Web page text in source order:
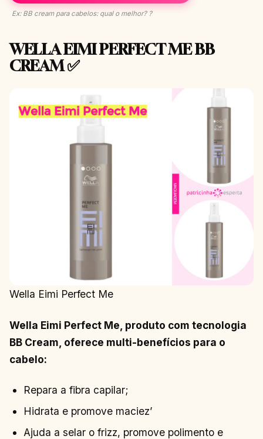
Ex: BB cream para cabelos: qual o melhor? ?
WELLA EIMI PERFECT ME BB
CREAM ✅
Wella Eimi Perfect Me
Wella Eimi Perfect Me, produto com tecnologia
BB Cream, oferece multi-benefícios para o
cabelo:
Repara a fibra capilar;
Hidrata e promove maciez’
Ajuda a selar o frizz, promove polimento e